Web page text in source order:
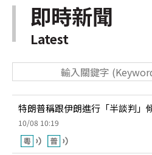
即時新聞
Latest
特朗普稱跟伊朗進行「半談判」
10/08 10:19